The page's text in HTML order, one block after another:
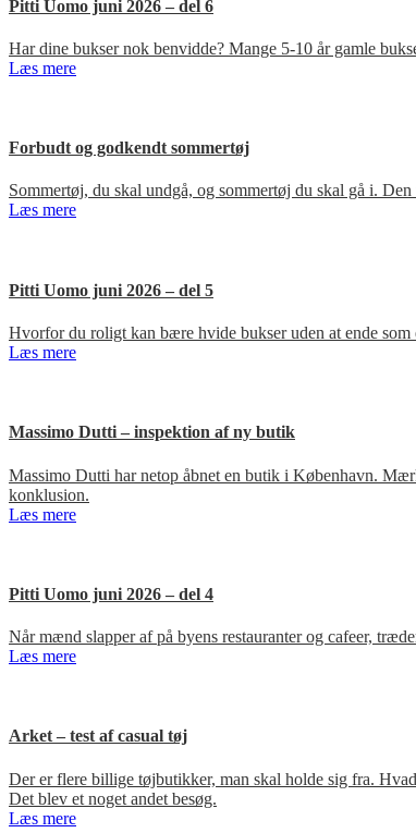
Pitti Uomo juni 2026 – del 6
Har dine bukser nok benvidde? Mange 5-10 år gamle
Læs mere
Forbudt og godkendt sommertøj
Sommertøj, du skal undgå, og sommertøj du skal gå i.
Læs mere
Pitti Uomo juni 2026 – del 5
Hvorfor du roligt kan bære hvide bukser uden at ende
Læs mere
Massimo Dutti – inspektion af ny butik
Massimo Dutti har netop åbnet en butik i København.
konklusion.
Læs mere
Pitti Uomo juni 2026 – del 4
Når mænd slapper af på byens restauranter og cafeer,
Læs mere
Arket – test af casual tøj
Der er flere billige tøjbutikker, man skal holde sig fra.
Det blev et noget andet besøg.
Læs mere